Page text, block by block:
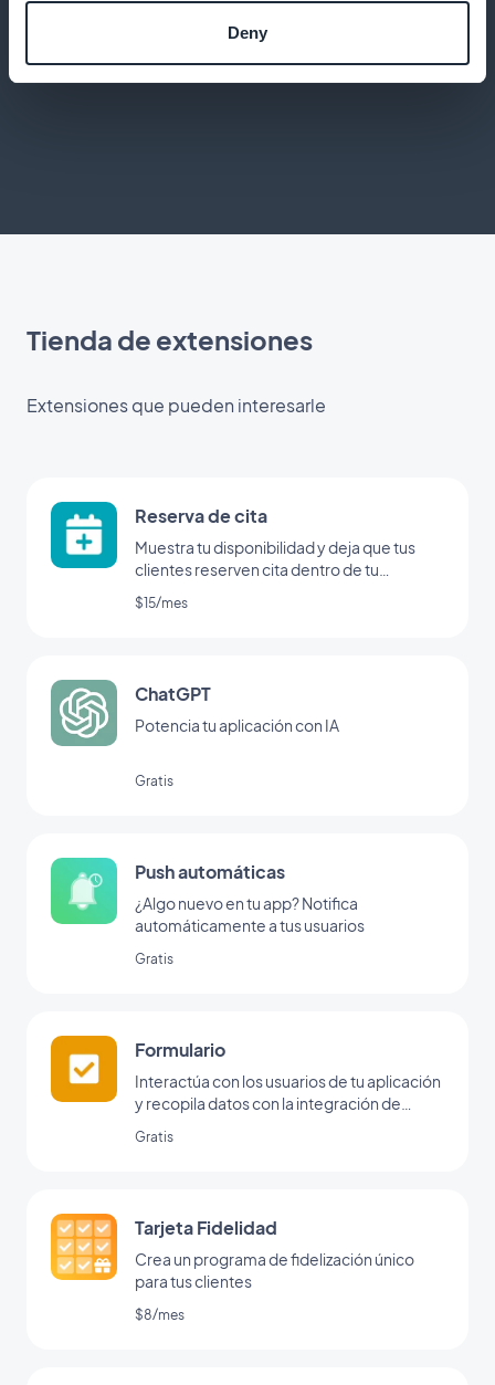
Deny
Ofrezca una aplicación de alto rendimiento con
todas las funciones de una aplicación nativa
Tienda de extensiones
Extensiones que pueden interesarle
Reserva de cita
Muestra tu disponibilidad y deja que tus
clientes reserven cita dentro de tu
aplicación
$15/mes
ChatGPT
Potencia tu aplicación con IA
Gratis
Push automáticas
¿Algo nuevo en tu app? Notifica
automáticamente a tus usuarios
Gratis
Formulario
Interactúa con los usuarios de tu aplicación
y recopila datos con la integración de
Gratis
Tarjeta Fidelidad
Crea un programa de fidelización único
para tus clientes
$8/mes